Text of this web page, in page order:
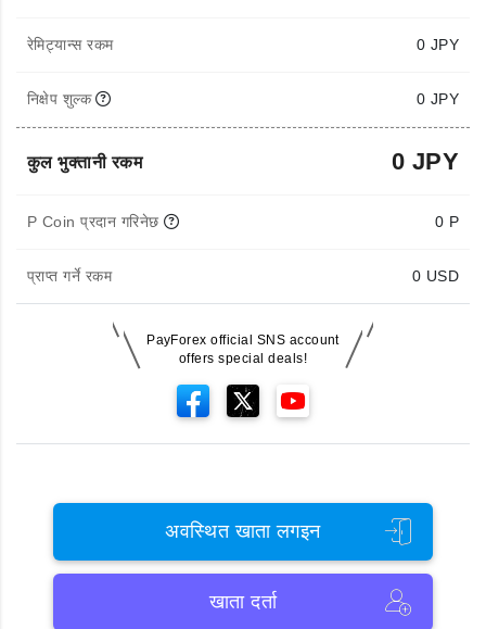
रेमिट्यान्स रकम 0 JPY
निक्षेप शुल्क 0 JPY
कुल भुक्तानी रकम 0 JPY
P Coin प्रदान गरिनेछ 0 P
प्राप्त गर्ने रकम 0 USD
PayForex official SNS account
offers special deals!
अवस्थित खाता लगइन
खाता दर्ता